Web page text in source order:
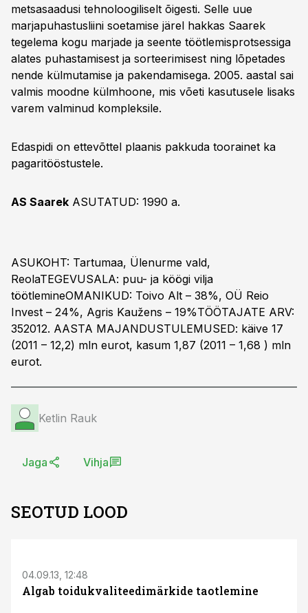
metsasaadusi tehnoloogiliselt õigesti. Selle uue
marjapuhastusliini soetamise järel hakkas Saarek
tegelema kogu marjade ja seente töötlemisprotsessiga
alates puhastamisest ja sorteerimisest ning lõpetades
nende külmutamise ja pakendamisega. 2005. aastal sai
valmis moodne külmhoone, mis võeti kasutusele lisaks
varem valminud kompleksile.
Edaspidi on ettevõttel plaanis pakkuda toorainet ka
pagaritööstustele.
AS Saarek ASUTATUD: 1990 a.
ASUKOHT: Tartumaa, Ülenurme vald,
ReolaTEGEVUSALA: puu- ja köögi vilja
töötlemineOMANIKUD: Toivo Alt – 38%, OÜ Reio
Invest – 24%, Agris Kaužens – 19%TÖÖTAJATE ARV:
352012. AASTA MAJANDUSTULEMUSED: käive 17
(2011 – 12,2) mln eurot, kasum 1,87 (2011 – 1,68 ) mln
eurot.
Ketlin Rauk
Jaga Vihja
SEOTUD LOOD
04.09.13, 12:48
Algab toidukvaliteedimärkide taotlemine